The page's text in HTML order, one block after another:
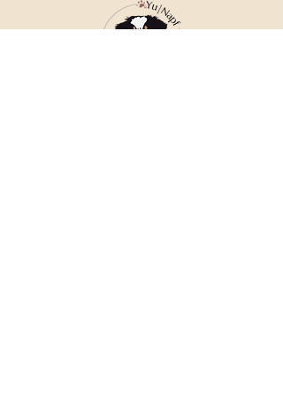
Bläschen vorkommen können. Diese
stellen kein Reklamationsgrund dar.